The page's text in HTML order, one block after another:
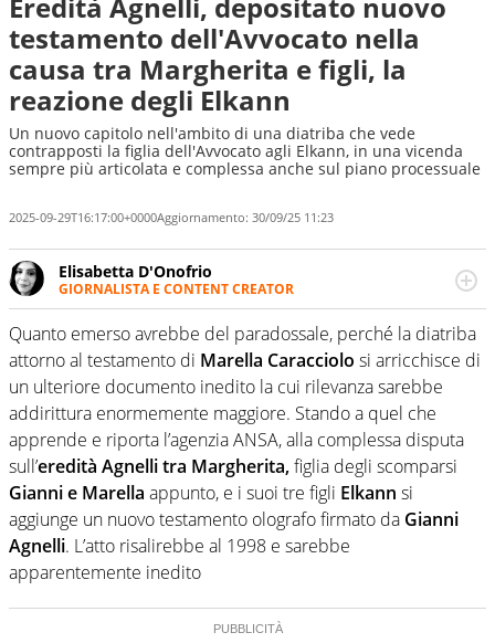
testamento dell'Avvocato nella
causa tra Margherita e figli, la
reazione degli Elkann
Un nuovo capitolo nell'ambito di una diatriba che vede
contrapposti la figlia dell'Avvocato agli Elkann, in una vicenda
sempre più articolata e complessa anche sul piano processuale
2025-09-29T16:17:00+0000Aggiornamento: 30/09/25 11:23
Elisabetta D'Onofrio
GIORNALISTA E CONTENT CREATOR
Giornalista professionista dal 2007, scrive per curiosità
personale e necessità: soprattutto di calcio, di sport e dei
suoi protagonisti, concedendosi innocenti evasioni
nell'ambito della creazione di format. Un tempo ala
destra, oggi si sente a suo agio nel ruolo di libero. Cura
una classifica riservata dei migliori 5 calciatori di sempre.
Quanto emerso avrebbe del paradossale, perché la diatriba
attorno al testamento di Marella Caracciolo si arricchisce di
un ulteriore documento inedito la cui rilevanza sarebbe
addirittura enormemente maggiore. Stando a quel che
apprende e riporta l’agenzia ANSA, alla complessa disputa
sull’eredità Agnelli tra Margherita,figlia degli scomparsi
Gianni e Marella appunto, e i suoi tre figli Elkann si
aggiunge un nuovo testamento olografo firmato da Gianni
Agnelli. L’atto risalirebbe al 1998 e sarebbe
apparentemente inedito